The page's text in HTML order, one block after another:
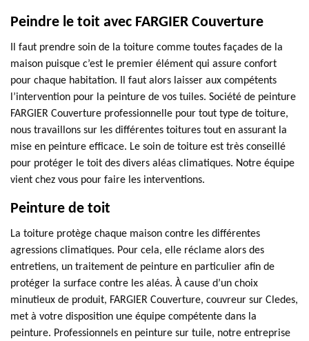
Peindre le toit avec FARGIER Couverture
Il faut prendre soin de la toiture comme toutes façades de la
maison puisque c’est le premier élément qui assure confort
pour chaque habitation. Il faut alors laisser aux compétents
l’intervention pour la peinture de vos tuiles. Société de peinture
FARGIER Couverture professionnelle pour tout type de toiture,
nous travaillons sur les différentes toitures tout en assurant la
mise en peinture efficace. Le soin de toiture est très conseillé
pour protéger le toit des divers aléas climatiques. Notre équipe
vient chez vous pour faire les interventions.
Peinture de toit
La toiture protège chaque maison contre les différentes
agressions climatiques. Pour cela, elle réclame alors des
entretiens, un traitement de peinture en particulier afin de
protéger la surface contre les aléas. À cause d’un choix
minutieux de produit, FARGIER Couverture, couvreur sur Cledes,
met à votre disposition une équipe compétente dans la
peinture. Professionnels en peinture sur tuile, notre entreprise